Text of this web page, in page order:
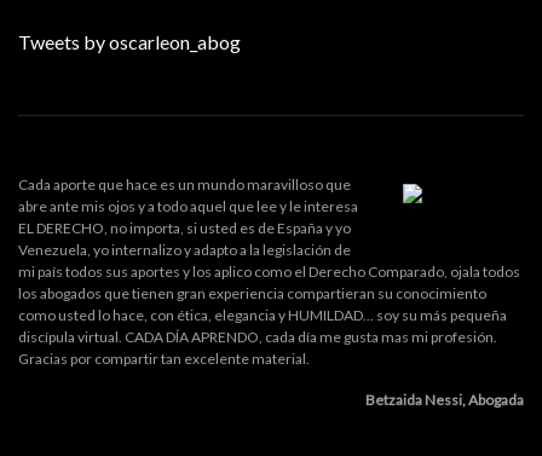
Tweets by oscarleon_abog
Cada aporte que hace es un mundo maravilloso que
abre ante mis ojos y a todo aquel que lee y le interesa
EL DERECHO, no importa, si usted es de España y yo
Venezuela, yo internalizo y adapto a la legislación de
mi país todos sus aportes y los aplico como el Derecho Comparado, ojala todos
los abogados que tienen gran experiencia compartieran su conocimiento
como usted lo hace, con ética, elegancia y HUMILDAD... soy su más pequeña
discípula virtual. CADA DÍA APRENDO, cada día me gusta mas mi profesión.
Gracias por compartir tan excelente material.
Betzaida Nessi, Abogada